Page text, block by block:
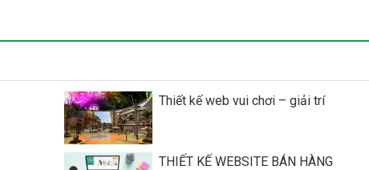
Thiết kế web vui chơi – giải trí
THIẾT KẾ WEBSITE BÁN HÀNG